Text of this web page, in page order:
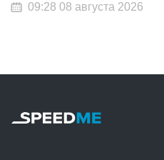
09:28 08 августа 2026